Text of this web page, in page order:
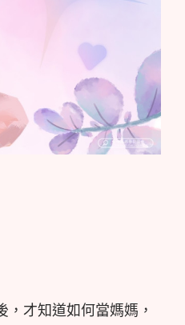
才知道如何當媽媽，